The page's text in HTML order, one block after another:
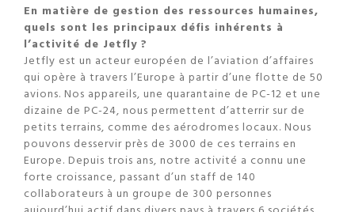
En matière de gestion des ressources humaines,
quels sont les principaux défis inhérents à
l’activité de Jetfly ?
Jetfly est un acteur européen de l’aviation d’affaires
qui opère à travers l’Europe à partir d’une flotte de 50
avions. Nos appareils, une quarantaine de PC-12 et une
dizaine de PC-24, nous permettent d’atterrir sur de
petits terrains, comme des aérodromes locaux. Nous
pouvons desservir près de 3000 de ces terrains en
Europe. Depuis trois ans, notre activité a connu une
forte croissance, passant d’un staff de 140
collaborateurs à un groupe de 300 personnes